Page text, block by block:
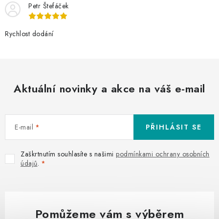
Petr Štefáček
Rychlost dodání
Aktuální novinky a akce na váš e-mail
E-mail
Zaškrtnutím souhlasíte s našimi podmínkami ochrany osobních
údajů.
PŘIHLÁSIT SE
Pomůžeme vám s výběrem